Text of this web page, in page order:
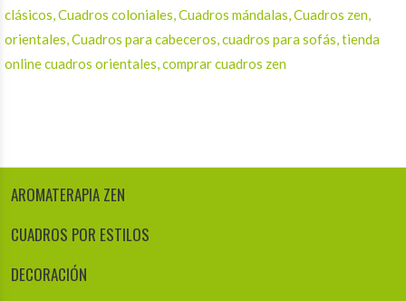
clásicos, Cuadros coloniales, Cuadros mándalas, Cuadros zen,
orientales, Cuadros para cabeceros, cuadros para sofás, tienda
online cuadros orientales, comprar cuadros zen
AROMATERAPIA ZEN
CUADROS POR ESTILOS
DECORACIÓN